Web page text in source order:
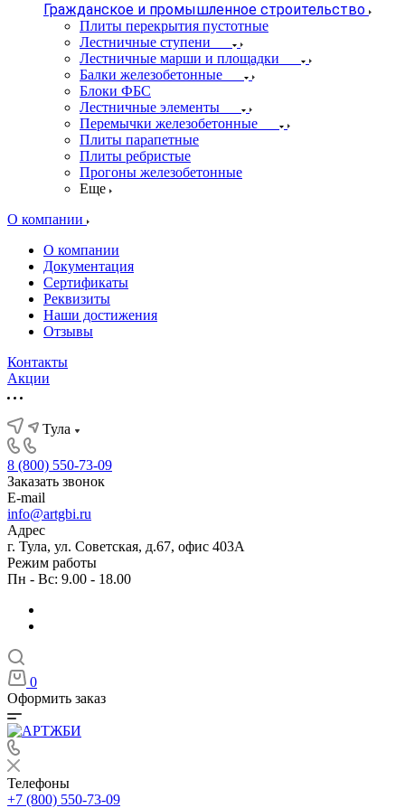
Гражданское и промышленное строительство
Плиты перекрытия пустотные
Лестничные ступени
Лестничные марши и площадки
Балки железобетонные
Блоки ФБС
Лестничные элементы
Перемычки железобетонные
Плиты парапетные
Плиты ребристые
Прогоны железобетонные
Еще
О компании
О компании
Документация
Сертификаты
Реквизиты
Наши достижения
Отзывы
Контакты
Акции
Тула
8 (800) 550-73-09
Заказать звонок
E-mail
info@artgbi.ru
Адрес
г. Тула, ул. Советская, д.67, офис 403А
Режим работы
Пн - Вс: 9.00 - 18.00
0
Оформить заказ
Телефоны
+7 (800) 550-73-09